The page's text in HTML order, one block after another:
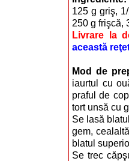
125 g griş,
250 g frişcă,
Livrare la
această
Mod de
iaurtul cu
praful de
tort unsă cu
Se lasă
gem,
blatul
Se trec